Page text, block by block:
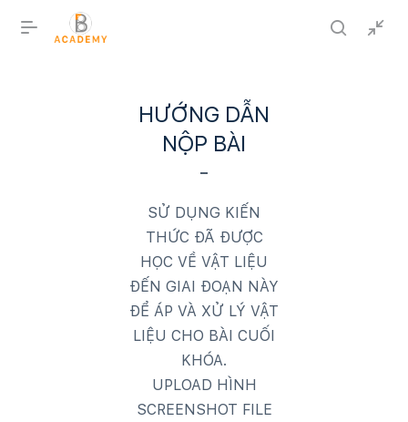
HƯỚNG DẪN
NỘP BÀI
SỬ DỤNG KIẾN
THỨC ĐÃ ĐƯỢC
HỌC VỀ VẬT LIỆU
ĐẾN GIAI ĐOẠN NÀY
ĐỂ ÁP VÀ XỬ LÝ VẬT
LIỆU CHO BÀI CUỐI
KHÓA.
UPLOAD HÌNH
SCREENSHOT FILE